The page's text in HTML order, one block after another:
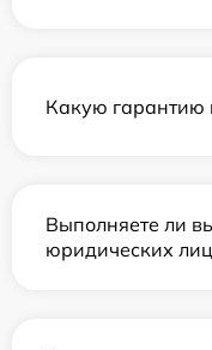
Какую гарантию
Выполняете ли
юридических